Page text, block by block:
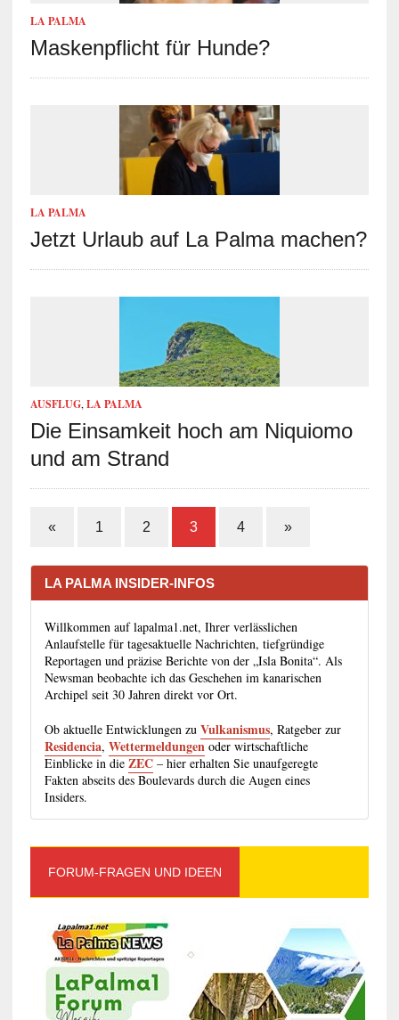
LA PALMA
Maskenpflicht für Hunde?
LA PALMA
Jetzt Urlaub auf La Palma machen?
AUSFLUG, LA PALMA
Die Einsamkeit hoch am Niquiomo
und am Strand
« 1 2 3 4 »
LA PALMA INSIDER-INFOS
Willkommen auf lapalma1.net, Ihrer verlässlichen
Anlaufstelle für tagesaktuelle Nachrichten, tiefgründige
Reportagen und präzise Berichte von der „Isla Bonita“. Als
Newsman beobachte ich das Geschehen im kanarischen
Archipel seit 30 Jahren direkt vor Ort.
Ob aktuelle Entwicklungen zu Vulkanismus, Ratgeber zur
Residencia, Wettermeldungen oder wirtschaftliche
Einblicke in dieZEC– hier erhalten Sie unaufgeregte
Fakten abseits des Boulevards durch die Augen eines
Insiders.
FORUM-FRAGEN UND IDEEN